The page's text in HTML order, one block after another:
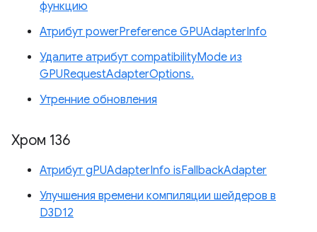
функцию
Атрибут powerPreference GPUAdapterInfo
Удалите атрибут compatibilityMode из
GPURequestAdapterOptions.
Утренние обновления
Хром 136
Атрибут gPUAdapterInfo isFallbackAdapter
Улучшения времени компиляции шейдеров в
D3D12